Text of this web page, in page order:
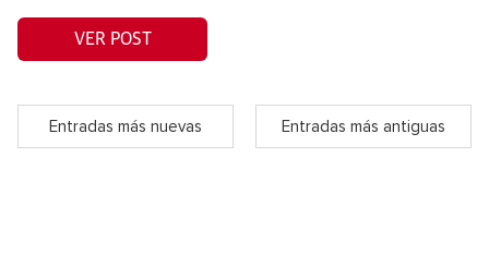
VER POST
Entradas más nuevas Entradas más antiguas